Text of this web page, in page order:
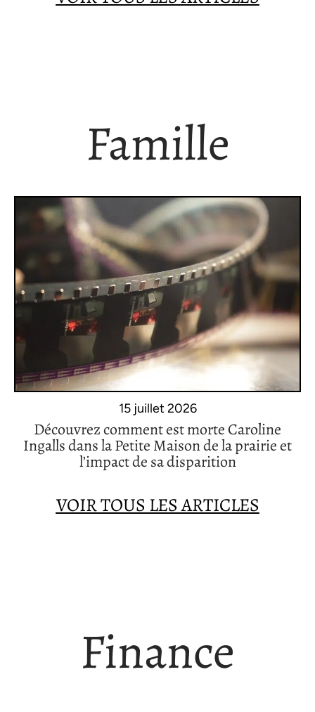
Famille
15 juillet 2026
Découvrez comment est morte Caroline
Ingalls dans la Petite Maison de la prairie et
l’impact de sa disparition
VOIR TOUS LES ARTICLES
Finance